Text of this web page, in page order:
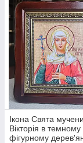
Ікона Свята
Вікторія в темному
фігурному